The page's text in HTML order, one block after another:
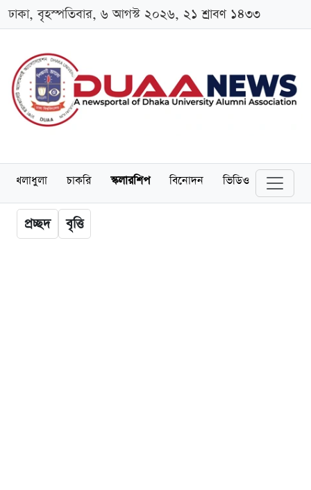
ঢাকা, বৃহস্পতিবার, ৬ আগস্ট ২০২৬, ২১ শ্রাবণ ১৪৩৩
খেলাধুলা চাকরি স্কলারশিপ বিনোদন ভিডিও
প্রচ্ছদ বৃত্তি